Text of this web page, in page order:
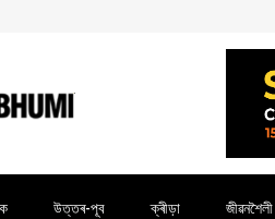
উত্তৰ-পূব ক্ৰীড়া জীৱনশৈলী